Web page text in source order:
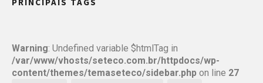
Warning: Undefined variable $htmlTag in
/var/www/vhosts/seteco.com.br/httpdocs/wp-
content/themes/temaseteco/sidebar.php on line 27